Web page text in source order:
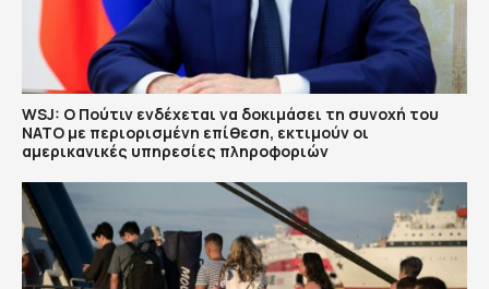
WSJ: Ο Πούτιν ενδέχεται να δοκιμάσει τη συνοχή του
ΝΑΤΟ με περιορισμένη επίθεση, εκτιμούν οι
αμερικανικές υπηρεσίες πληροφοριών